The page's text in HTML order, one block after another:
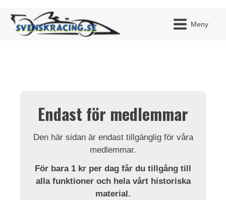
Meny
Endast för medlemmar
Den här sidan är endast tillgänglig för våra
medlemmar.
För bara 1 kr per dag får du tillgång till
alla funktioner och hela vårt historiska
material.